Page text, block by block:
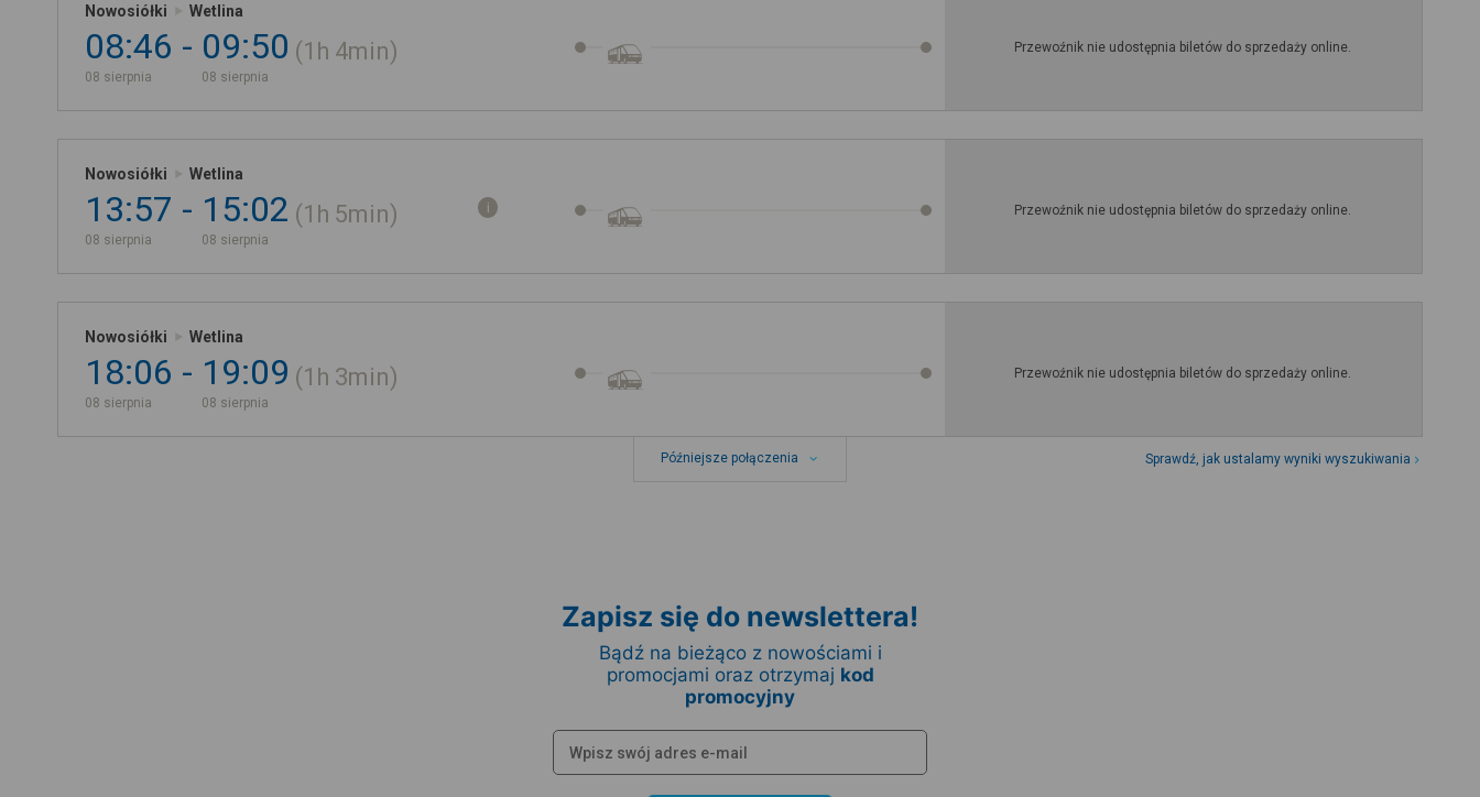
Nowosiółki Wetlina
08:46
08 sierpnia
09:50
08 sierpnia
1h 4min Przewoźnik nie udostępnia biletów do sprzedaży online.
Nowosiółki Wetlina
13:57
08 sierpnia
15:02
08 sierpnia
1h 5min Przewoźnik nie udostępnia biletów do sprzedaży online.
Nowosiółki Wetlina
18:06
08 sierpnia
19:09
08 sierpnia
1h 3min Przewoźnik nie udostępnia biletów do sprzedaży online.
Późniejsze połączenia Sprawdź, jak ustalamy wyniki wyszukiwania
Zapisz się do newslettera!
Bądź na bieżąco z nowościami i
promocjami oraz otrzymaj kod
promocyjny